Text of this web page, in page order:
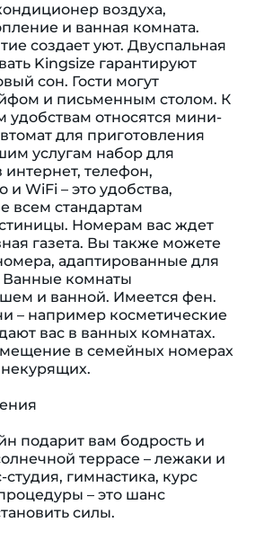
воздуха,
и ванная комната.
создает уют. Двуспальная
Kingsize гарантируют
сон. Гости могут
и письменным столом. К
удобствам относятся мини-
для приготовления
услугам набор для
интернет, телефон,
и WiFi – это удобства,
всем стандартам
Номерам вас ждет
газета. Вы также можете
адаптированные для
Ванные комнаты
и ванной. Имеется фен.
– например косметические
вас в ванных комнатах.
в семейных номерах
подарит вам бодрость и
террасе – лежаки и
гимнастика, курс
– это шанс
силы.